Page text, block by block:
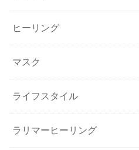
ヒーリング
マスク
ライフスタイル
ラリマーヒーリング